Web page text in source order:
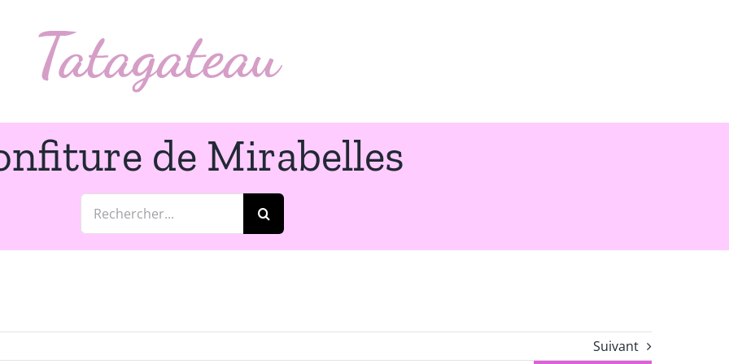
de Mirabelles
Rechercher:
Suivant